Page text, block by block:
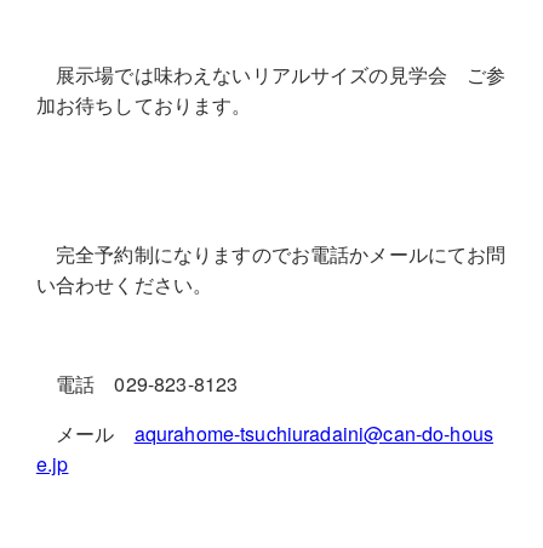
展示場では味わえないリアルサイズの見学会 ご参
加お待ちしております。
完全予約制になりますのでお電話かメールにてお問
い合わせください。
電話 029-823-8123
メール aqurahome-tsuchiuradaini@can-do-hous
e.jp